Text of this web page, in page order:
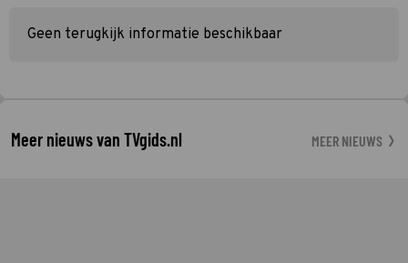
Geen terugkijk informatie beschikbaar
Meer nieuws van TVgids.nl MEER NIEUWS